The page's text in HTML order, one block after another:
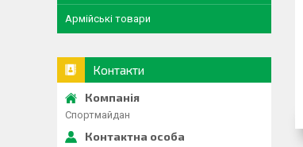
Армійські товари
Контакти
Спортмайдан